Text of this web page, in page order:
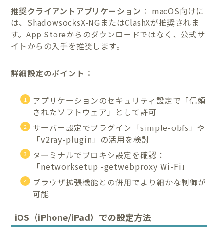
推奨クライアントアプリケーション： macOS向けに
は、ShadowsocksX-NGまたはClashXが推奨されま
す。App Storeからのダウンロードではなく、公式サ
イトからの入手を推奨します。
詳細設定のポイント：
アプリケーションのセキュリティ設定で「信頼
されたソフトウェア」として許可
サーバー設定でプラグイン「simple-obfs」や
「v2ray-plugin」の活用を検討
ターミナルでプロキシ設定を確認：
「networksetup -getwebproxy Wi-Fi」
ブラウザ拡張機能との併用でより細かな制御が
可能
iOS（iPhone/iPad）での設定方法